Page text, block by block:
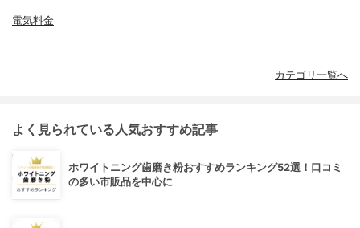
電気料金
カテゴリ一覧へ
よく見られている人気おすすめ記事
ホワイトニング歯磨き粉おすすめランキング52選！口コミ
の多い市販品を中心に